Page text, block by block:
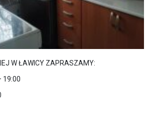
W ŁAWICY ZAPRASZAMY:
19:00